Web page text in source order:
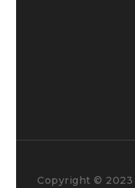
Copyright © 2023